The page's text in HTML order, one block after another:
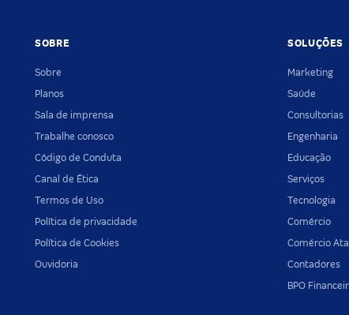
SOBRE
Sobre
Planos
Sala de imprensa
Trabalhe conosco
Código de Conduta
Canal de Ética
Termos de Uso
Política de privacidade
Política de Cookies
Ouvidoria
SOLUÇÕES
Marketing
Saúde
Consultorias
Engenharia
Educação
Serviços
Tecnologia
Comércio
Comércio
Contadores
BPO